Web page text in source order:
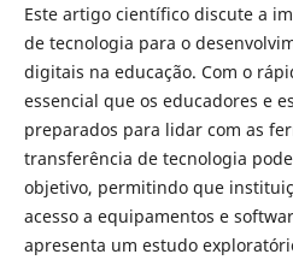
Este artigo científico discute a
de tecnologia para o
digitais na educação. Com o
essencial que os educadores e
preparados para lidar com as
transferência de tecnologia
objetivo, permitindo que
acesso a equipamentos e
apresenta um estudo